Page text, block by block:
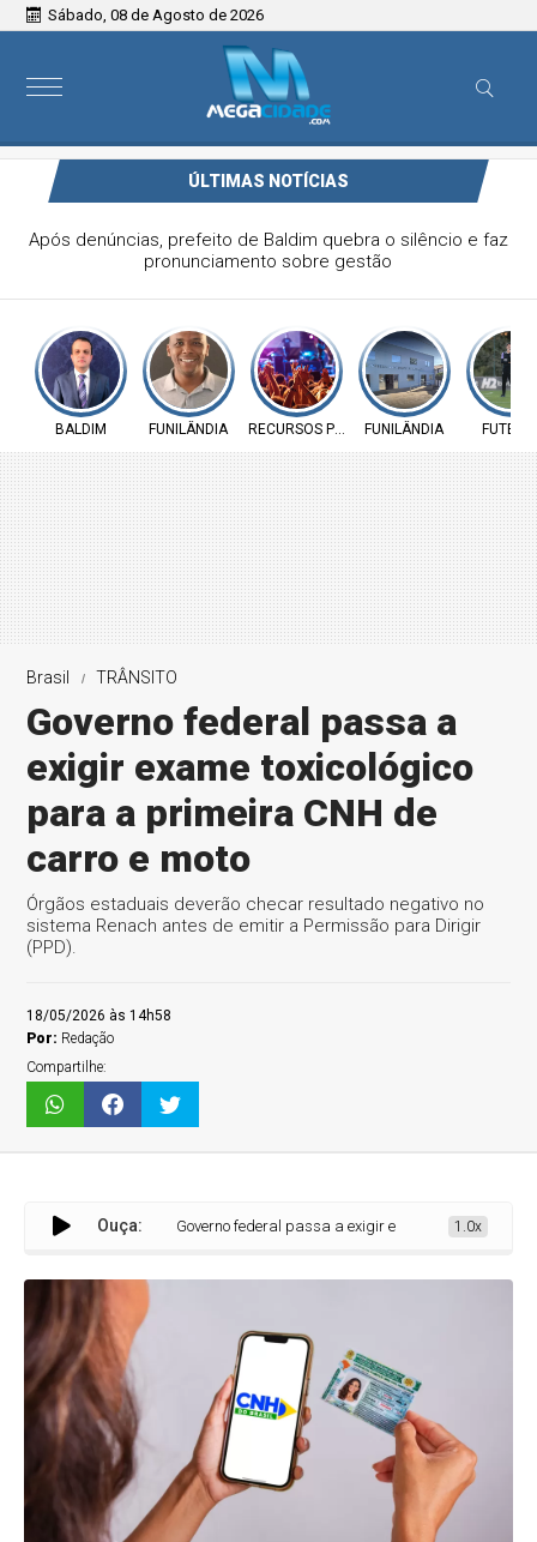
Sábado, 08 de Agosto de 2026
ÚLTIMAS NOTÍCIAS
Vereador Elói Mendes critica falta de investimentos na
Saúde de Funilândia e cobra ação da Prefeitura
BALDIM FUNILÂNDIA RECURSOS PÚBLICOSFUNILÂNDIA
Brasil TRÂNSITO
Governo federal passa a
exigir exame toxicológico
para a primeira CNH de
carro e moto
Órgãos estaduais deverão checar resultado negativo no
sistema Renach antes de emitir a Permissão para Dirigir
(PPD).
18/05/2026 às 14h58
Por: Redação
Compartilhe:
Ouça:
Governo federal passa a exigir exame toxicológico para a
1.0x